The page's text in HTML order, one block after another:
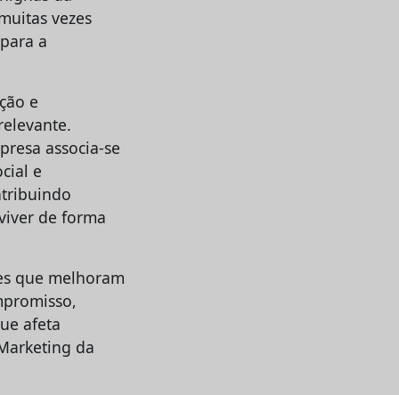
vezes
a
e
associa-se
e
de forma
que melhoram
afeta
da